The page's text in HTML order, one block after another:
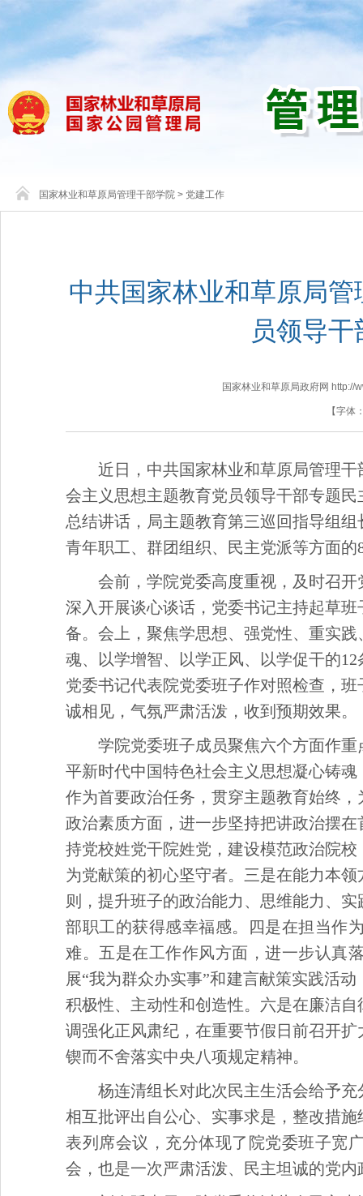
国家林业和草原局管理干部学院 > 党建工作
中共国家林业和草原局
员领导
国家林业和草原局政府网 http://
【字体
近日，中共国家林业和草原局管理
会主义思想主题教育党员领导干部专题
总结讲话，局主题教育第三巡回指导组
青年职工、群团组织、民主党派等方面的
会前，学院党委高度重视，及时召
深入开展谈心谈话，党委书记主持起草
备。会上，聚焦学思想、强党性、重实
魂、以学增智、以学正风、以学促干的
党委书记代表院党委班子作对照检查，
诚相见，气氛严肃活泼，收到预期效果。
学院党委班子成员聚焦六个方面作
平新时代中国特色社会主义思想凝心铸
作为首要政治任务，贯穿主题教育始终
政治素质方面，进一步坚持把讲政治摆
持党校姓党干院姓党，建设模范政治院
为党献策的初心坚守者。三是在能力本
则，提升班子的政治能力、思维能力、
部职工的获得感幸福感。四是在担当作
难。五是在工作作风方面，进一步认真
展“我为群众办实事”和建言献策实践活
积极性、主动性和创造性。六是在廉洁
调强化正风肃纪，在重要节假日前召开
锲而不舍落实中央八项规定精神。
杨连清组长对此次民主生活会给予
相互批评出自公心、实事求是，整改措
表列席会议，充分体现了院党委班子宽
会，也是一次严肃活泼、民主坦诚的党内